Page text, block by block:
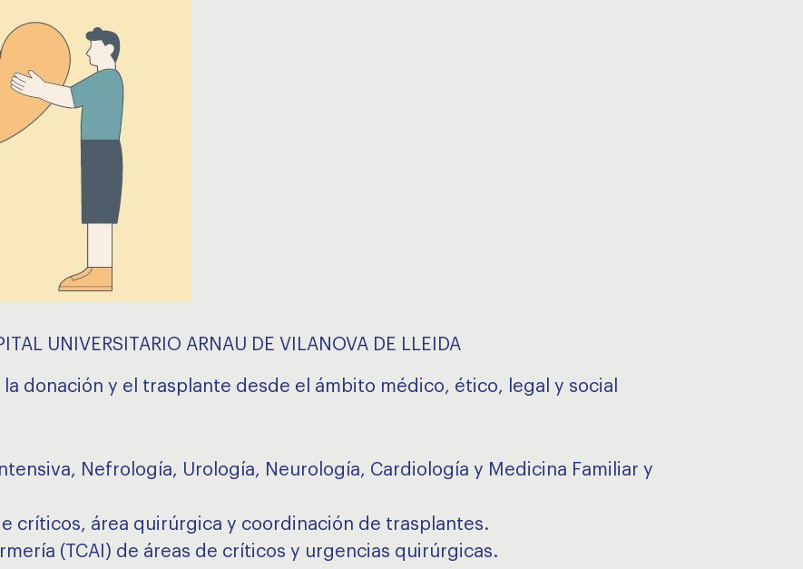
UNIVERSITARIO ARNAU DE VILANOVA DE LLEIDA
donación y el trasplante desde el ámbito médico, ético, legal y social
Nefrología, Urología, Neurología, Cardiología y Medicina Familiar y
críticos, área quirúrgica y coordinación de trasplantes.
(TCAI) de áreas de críticos y urgencias quirúrgicas.